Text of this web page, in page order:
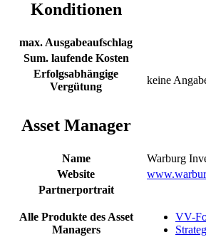
Konditionen
max. Ausgabeaufschlag
Sum. laufende Kosten
Erfolgsabhängige
Vergütung
keine
Asset Manager
Name
Warburg
Website
Partnerportrait
Alle Produkte des Asset
Managers
VV-